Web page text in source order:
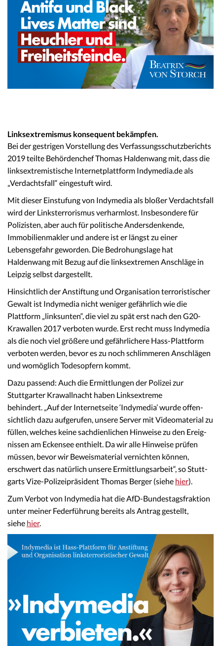
Linksextremismus konsequent bekämpfen.
Bei der gestrigen Vorstellung des Verfassungsschutzberichts
2019 teilte Behördenchef Thomas Haldenwang mit, dass die
linksextremistische Internetplattform Indymedia.de als
„Verdachtsfall“ eingestuft wird.
Mit dieser Einstufung von Indymedia als bloßer Verdachtsfall
wird der Linksterrorismus verharmlost. Insbesondere für
Polizisten, aber auch für politische Andersdenkende,
Immobilienmakler und andere ist er längst zu einer
Lebensgefahr geworden. Die Bedrohungslage hat
Haldenwang mit Bezug auf die linksextremen Anschläge in
Leipzig selbst dargestellt.
Hinsichtlich der Anstiftung und Organisation terroristischer
Gewalt ist Indymedia nicht weniger gefährlich wie die
Plattform „linksunten“, die viel zu spät erst nach den G20-
Krawallen 2017 verboten wurde. Erst recht muss Indymedia
als die noch viel größere und gefährlichere Hass-Plattform
verboten werden, bevor es zu noch schlimmeren Anschlägen
und womöglich Todesopfern kommt.
Dazu passend: Auch die Ermittlungen der Polizei zur
Stuttgarter Krawallnacht haben Linksextreme
behindert. „Auf der Inter­net­sei­te ‘Indy­me­dia’ wurde offen­
sicht­lich dazu aufge­ru­fen, unsere Server mit Video­ma­te­ri­al zu
füllen, welches keine sach­dien­li­chen Hinwei­se zu den Ereig­
nis­sen am Ecken­see enthielt. Da wir alle Hinwei­se prüfen
müssen, bevor wir Beweis­ma­te­ri­al vernich­ten können,
erschwert das natür­lich unsere Ermitt­lungs­ar­beit“, so Stutt­
gar­ts Vize-Poli­zei­prä­si­dent Thomas Berger (siehe hier).
Zum Verbot von Indymedia hat die AfD-Bundestagsfraktion
unter meiner Federführung bereits als Antrag gestellt,
siehe hier.